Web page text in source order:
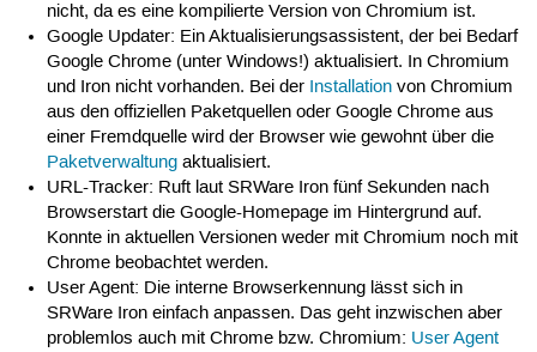
nicht, da es eine kompilierte Version von Chromium ist.
Google Updater: Ein Aktualisierungsassistent, der bei Bedarf
Google Chrome (unter Windows!) aktualisiert. In Chromium
und Iron nicht vorhanden. Bei der Installation von Chromium
aus den offiziellen Paketquellen oder Google Chrome aus
einer Fremdquelle wird der Browser wie gewohnt über die
Paketverwaltung aktualisiert.
URL-Tracker: Ruft laut SRWare Iron fünf Sekunden nach
Browserstart die Google-Homepage im Hintergrund auf.
Konnte in aktuellen Versionen weder mit Chromium noch mit
Chrome beobachtet werden.
User Agent: Die interne Browserkennung lässt sich in
SRWare Iron einfach anpassen. Das geht inzwischen aber
problemlos auch mit Chrome bzw. Chromium: User Agent